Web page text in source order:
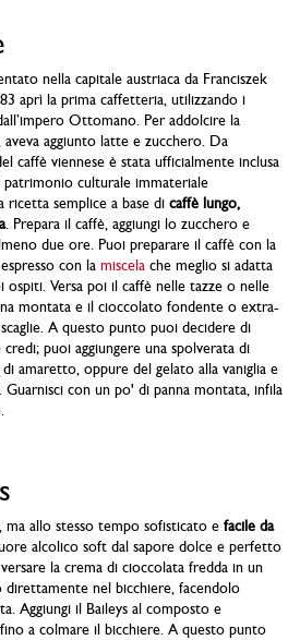
nella capitale austriaca da Franciszek
aprì la prima caffetteria, utilizzando i
Ottomano. Per addolcire la
aveva aggiunto latte e zucchero. Da
caffè viennese è stata ufficialmente inclusa
culturale immateriale
ricetta semplice a base di caffè lungo,
. Prepara il caffè, aggiungi lo zucchero e
due ore. Puoi preparare il caffè con la
con la miscela che meglio si adatta
Versa poi il caffè nelle tazze o nelle
montata e il cioccolato fondente o extra-
A questo punto puoi decidere di
puoi aggiungere una spolverata di
di amaretto, oppure del gelato alla vaniglia e
con un po' di panna montata, infila
ma allo stesso tempo sofisticato e facile da
alcolico soft dal sapore dolce e perfetto
la crema di cioccolata fredda in un
direttamente nel bicchiere, facendolo
Aggiungi il Baileys al composto e
a colmare il bicchiere. A questo punto